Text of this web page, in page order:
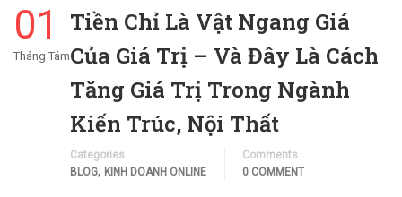
01
Tháng Tám
Tiền Chỉ Là Vật Ngang Giá
Của Giá Trị – Và Đây Là Cách
Tăng Giá Trị Trong Ngành
Kiến Trúc, Nội Thất
Categories
BLOG, KINH DOANH ONLINE
Comments
0 COMMENT